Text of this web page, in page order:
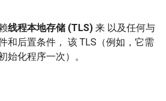
线程本地存储 (TLS) 来 以及任何与
和后置条件， 该 TLS（例如，它需
始化程序一次）。